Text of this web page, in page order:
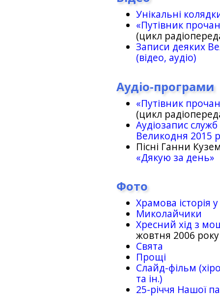
Унікальні
«Путівник
(цикл
Записи деяких
(відео, аудіо)
Аудіо-програми
«Путівник
(цикл
Аудіозапис
Великодня 2015
Пісні Ганни
«Дякую за день»
Фото
Храмова історія
Миколайчики
Хресний хід з
жовтня 2006 року
Свята
Прощі
Слайд-фільм
та ін.)
25-рiччя Нашої